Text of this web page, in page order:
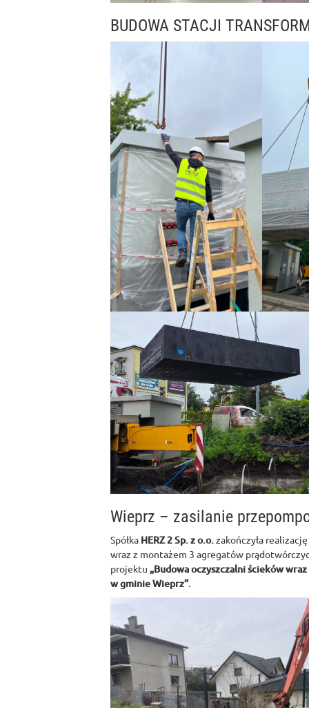
BUDOWA STACJI
Wieprz – zasilanie
Spółka HERZ 2 Sp. z o.o.zakończyła
wraz z montażem 3 agregatów
projektu „Budowa oczyszczalni ścieków
w gminie Wieprz”.